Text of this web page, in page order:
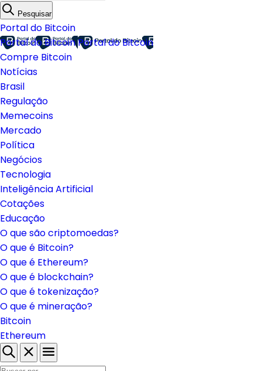
Pesquisar
Portal do Bitcoin
Portal do BitcoinPortal do Bitcoin
Compre Bitcoin
Notícias
Brasil
Regulação
Memecoins
Mercado
Política
Negócios
Tecnologia
Inteligência Artificial
Cotações
Educação
O que são criptomoedas?
O que é Bitcoin?
O que é Ethereum?
O que é blockchain?
O que é tokenização?
O que é mineração?
Bitcoin
Ethereum